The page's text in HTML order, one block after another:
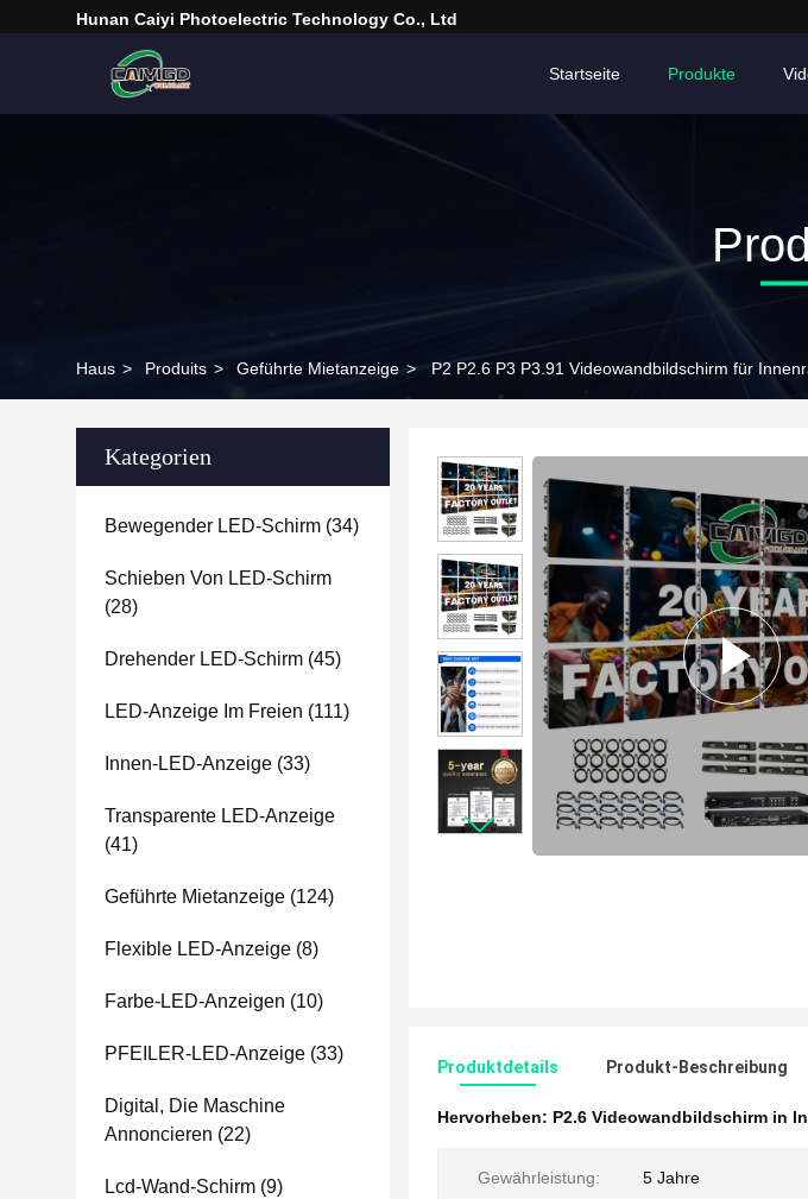
Hunan Caiyi Photoelectric Technology Co., Ltd
Startseite Produkte
Haus > Produits > Geführte Mietanzeige > P2 P2.6 P3 P3.91 Videowandbildschirm für
Kategorien
Bewegender LED-Schirm (34)
Schieben Von LED-Schirm
(28)
Drehender LED-Schirm (45)
LED-Anzeige Im Freien (111)
Innen-LED-Anzeige (33)
Transparente LED-Anzeige
(41)
Geführte Mietanzeige (124)
Flexible LED-Anzeige (8)
Farbe-LED-Anzeigen (10)
PFEILER-LED-Anzeige (33)
Digital, Die Maschine
Annoncieren (22)
Lcd-Wand-Schirm (9)
Produktdetails Produkt-Beschreibung
Hervorheben: P2.6 Videowandbildschirm in
Gewährleistung: 5 Jahre